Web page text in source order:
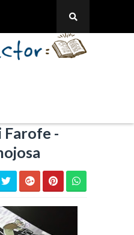
Farofe -